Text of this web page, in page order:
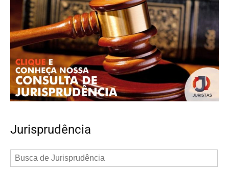
Jurisprudência